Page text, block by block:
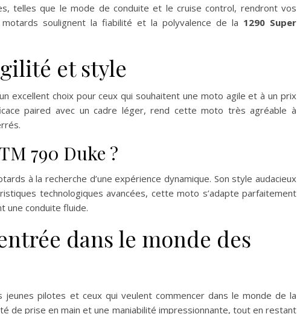
telles que le mode de conduite et le cruise control, rendront vos
soulignent la fiabilité et la polyvalence de la 1290 Super
et style
excellent choix pour ceux qui souhaitent une moto agile et à un prix
paired avec un cadre léger, rend cette moto très agréable à
790 Duke ?
à la recherche d’une expérience dynamique. Son style audacieux
technologiques avancées, cette moto s’adapte parfaitement
une conduite fluide.
dans le monde des
pilotes et ceux qui veulent commencer dans le monde de la
de prise en main et une maniabilité impressionnante, tout en restant